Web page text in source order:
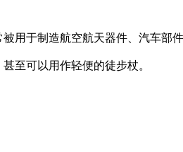
用于制造航空航天器件、汽车部
至可以用作轻便的徒步杖。